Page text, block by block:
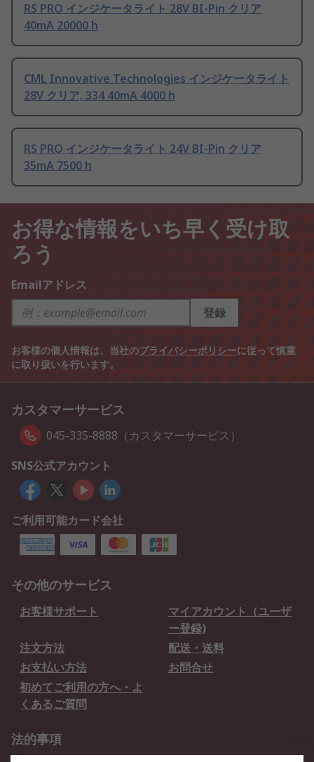
RS PRO インジケータライト 28V BI-Pin クリア
40mA 20000 h
CML Innovative Technologies インジケータライト
28V クリア, 334 40mA 4000 h
RS PRO インジケータライト 24V BI-Pin クリア
35mA 7500 h
お得な情報をいち早く受け取
ろう
Emailアドレス
登録
お客様の個人情報は、当社のプライバシーポリシーに従って慎重
に取り扱いを行います。
カスタマーサービス
045-335-8888（カスタマーサービス）
SNS公式アカウント
ご利用可能カード会社
その他のサービス
お客様サポート
マイアカウント（ユーザ
ー登録)
注文方法
配送・送料
お支払い方法
お問合せ
初めてご利用の方へ・よ
くあるご質問
法的事項